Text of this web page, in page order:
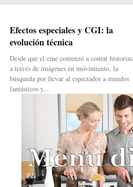
Efectos especiales y CGI: la
evolución técnica
Desde que el cine comenzó a contar historias
a través de imágenes en movimiento, la
búsqueda por llevar al espectador a mundos
fantásticos y...